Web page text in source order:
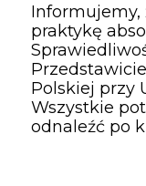
Informujemy,
praktykę
Polskiej przy
Wszystkie
odnaleźć po